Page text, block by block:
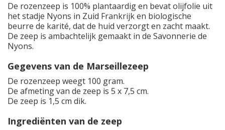
De rozenzeep is 100% plantaardig en bevat olijfolie uit
het stadje Nyons in Zuid Frankrijk en biologische
beurre de karité, dat de huid verzorgt en zacht maakt.
De zeep is ambachtelijk gemaakt in de Savonnerie de
Nyons.
Gegevens van de Marseillezeep
De rozenzeep weegt 100 gram.
De afmeting van de zeep is 5 x 7,5 cm.
De zeep is 1,5 cm dik.
Ingrediënten van de zeep